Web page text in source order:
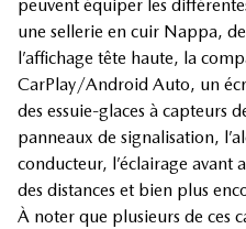
peuvent équiper les
une sellerie en cuir Nappa,
l’affichage tête haute, la
CarPlay/Android Auto, un
des essuie-glaces à capteurs
panneaux de signalisation,
conducteur, l’éclairage avant
des distances et bien plus
À noter que plusieurs de ces